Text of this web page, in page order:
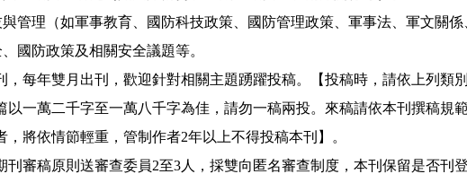
理（如軍事教育、國防科技政策、國防管理政策、軍事法、軍文關係
防政策及相關安全議題等。
，每年雙月出刊，歡迎針對相關主題踴躍投稿。【投稿時，請依上列類
以一萬二千字至一萬八千字為佳，請勿一稿兩投。來稿請依本刊撰稿規
，將依情節輕重，管制作者2年以上不得投稿本刊】。
刊審稿原則送審查委員2至3人，採雙向匿名審查制度，本刊保留是否刊登